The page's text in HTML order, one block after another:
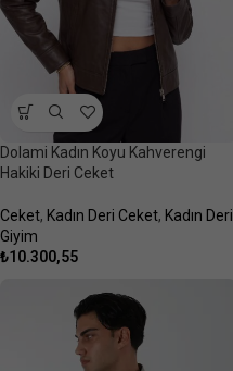
Dolami Kadın Koyu Kahverengi
Hakiki Deri Ceket
Ceket, Kadın Deri Ceket, Kadın Deri
Giyim
₺10.300,55